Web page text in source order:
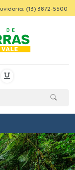
(13) 3872-5500